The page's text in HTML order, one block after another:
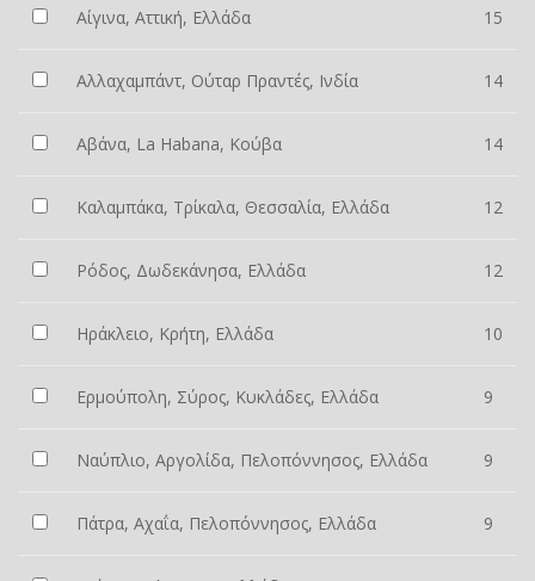
Αίγινα, Αττική, Ελλάδα 15
Αλλαχαμπάντ, Ούταρ Πραντές, Ινδία 14
Αβάνα, La Habana, Κούβα 14
Καλαμπάκα, Τρίκαλα, Θεσσαλία, Ελλάδα 12
Ρόδος, Δωδεκάνησα, Ελλάδα 12
Ηράκλειο, Κρήτη, Ελλάδα 10
Ερμούπολη, Σύρος, Κυκλάδες, Ελλάδα 9
Ναύπλιο, Αργολίδα, Πελοπόννησος, Ελλάδα 9
Πάτρα, Αχαΐα, Πελοπόννησος, Ελλάδα 9